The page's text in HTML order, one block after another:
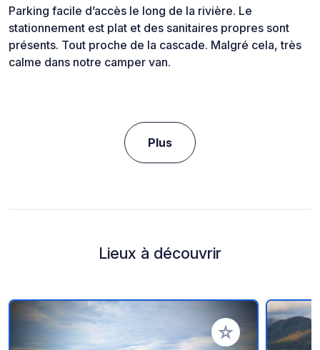
Parking facile d’accès le long de la rivière. Le
stationnement est plat et des sanitaires propres sont
présents. Tout proche de la cascade. Malgré cela, très
calme dans notre camper van.
Plus
Lieux à découvrir